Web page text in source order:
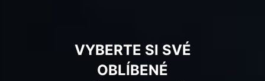
VYBERTE SI SVÉ
OBLÍBENÉ